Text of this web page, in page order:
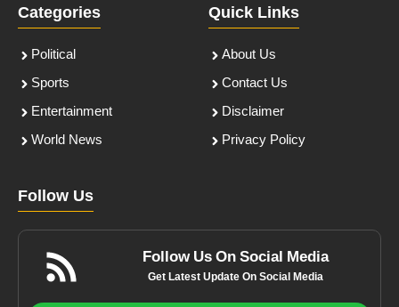
Categories
Political
Sports
Entertainment
World News
Quick Links
About Us
Contact Us
Disclaimer
Privacy Policy
Follow Us
Follow Us On Social Media
Get Latest Update On Social Media